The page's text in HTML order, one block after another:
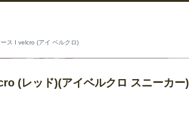
ス I velcro (アイ ベルクロ)
(レッド)(アイベルクロ スニーカー)